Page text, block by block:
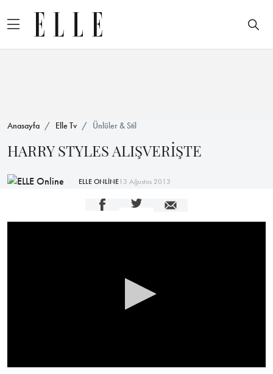
Anasayfa Elle Tv Ünlüler & Stil
HARRY STYLES ALIŞVERİŞTE
ELLE ONLİNE13 Ağustos 2013